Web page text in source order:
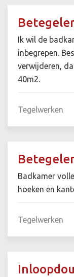
Ik wil de
inbegrepen.
verwijderen,
40m2.
Tegelwerken
Badkamer
hoeken en
Tegelwerken